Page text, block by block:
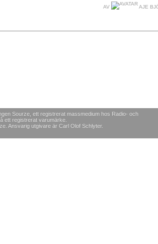
AV AJE
Sourze, ett registrerat massmedium hos Radio- och
ett registrerat varumärke.
Ansvarig utgivare är Carl Olof Schlyter.